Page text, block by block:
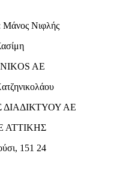
Μάνος Νιφλής
AE
ΔΙΑΔΙΚΤΥΟΥ ΑΕ
ΑΤΤΙΚΗΣ
151 24